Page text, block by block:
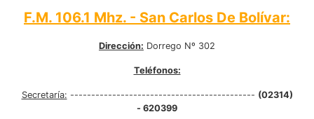
F.M. 106.1 Mhz. - San Carlos De Bolívar:
Dirección: Dorrego Nº 302
Teléfonos:
Secretaría: -------------------------------------------- (02314)
- 620399